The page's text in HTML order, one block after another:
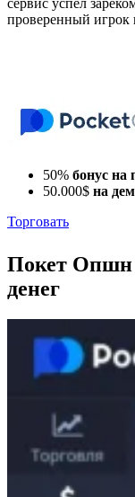
проверенный игрок
50% бонус на
50.000$ на
Торговать
Покет Опшн
денег